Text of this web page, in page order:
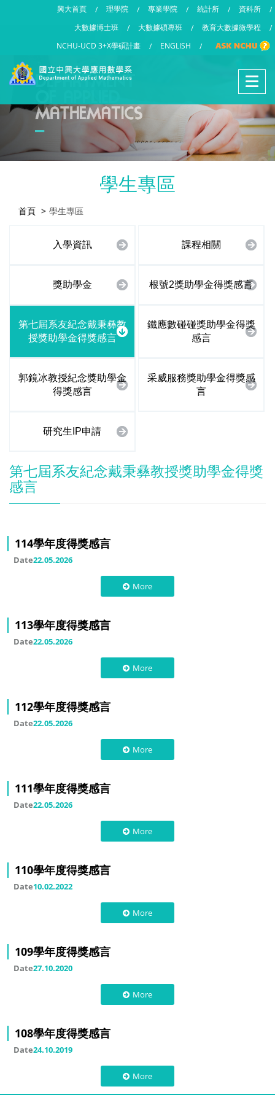
興大首頁 / 理學院 / 專業學院 / 統計所 / 資科所
/
大數據博士班
/ 大數據碩專班 / 教育大數據微學程
/
NCHU-UCD 3+X學碩計畫
/ ENGLISH /
學生專區
首頁 學生專區
入學資訊 課程相關
獎助學金 根號2獎助學金得獎感言
第七屆系友紀念戴秉彝教
授獎助學金得獎感言
鐵應數碰碰獎助學金得獎
感言
郭鏡冰教授紀念獎助學金
得獎感言
采威服務獎助學金得獎感
言
研究生IP申請
第七屆系友紀念戴秉彝教授獎助學金得獎
感言
114學年度得獎感言
Date22.05.2026
More
113學年度得獎感言
Date22.05.2026
More
112學年度得獎感言
Date22.05.2026
More
111學年度得獎感言
Date22.05.2026
More
110學年度得獎感言
Date10.02.2022
More
109學年度得獎感言
Date27.10.2020
More
108學年度得獎感言
Date24.10.2019
More